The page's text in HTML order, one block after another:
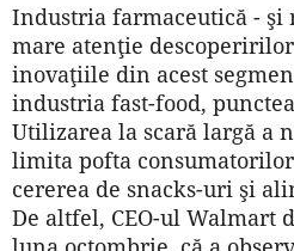
Industria farmaceutică - şi
mare atenţie
inovaţiile din acest
industria fast-food,
Utilizarea la scară largă a
limita pofta
cererea de snacks-uri şi
De altfel, CEO-ul Walmart